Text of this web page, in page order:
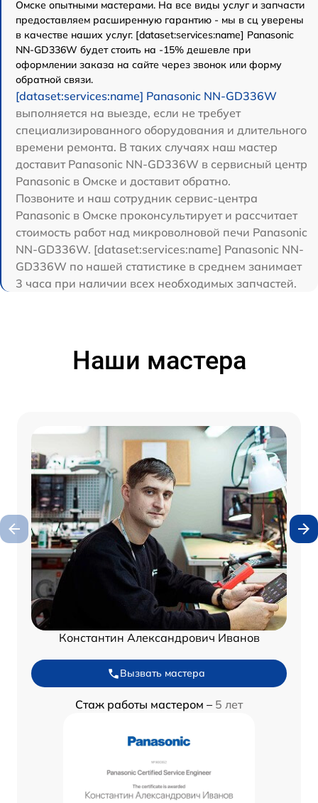
Омске опытными мастерами. На все виды услуг и запчасти
предоставляем расширенную гарантию - мы в сц уверены
в качестве наших услуг. [dataset:services:name] Panasonic
NN-GD336W будет стоить на -15% дешевле при
оформлении заказа на сайте через звонок или форму
обратной связи.
[dataset:services:name] Panasonic NN-GD336W
выполняется на выезде, если не требует
специализированного оборудования и длительного
времени ремонта. В таких случаях наш мастер
доставит Panasonic NN-GD336W в сервисный центр
Panasonic в Омске и доставит обратно.
Позвоните и наш сотрудник сервис-центра
Panasonic в Омске проконсультирует и рассчитает
стоимость работ над микроволновой печи Panasonic
NN-GD336W. [dataset:services:name] Panasonic NN-
GD336W по нашей статистике в среднем занимает
3 часа при наличии всех необходимых запчастей.
Наши мастера
Константин Александрович Иванов
Вызвать мастера
Стаж работы мастером – 5 лет